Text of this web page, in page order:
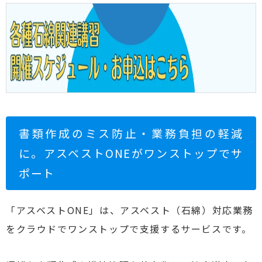
書類作成のミス防止・業務負担の軽減
に。アスベストONEがワンストップでサ
ポート
「アスベストONE」は、アスベスト（石綿）対応業務
をクラウドでワンストップで支援するサービスです。